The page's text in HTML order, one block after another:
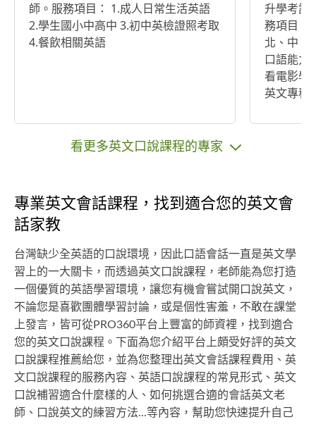
師。服務項目： 1.成人日常生活英語
2.學生國小中高中 3.初中英檢證照考取
4.餐飲相關英語
升學考試
務項目：
北、中、
口語能力
看電影學
英文專科
看更多英文口說課程的專家
專業英文會話課程，找到適合您的英文會
話家教
台灣缺少全英語的口說環境，因此口語會話一直是英文學
習上的一大關卡，而透過英文口說課程，老師能為您打造
一個優質的英語學習環境，讓您有機會嘗試開口說英文，
不論您是喜歡團體學習討論，或是個性害羞，不敢在課堂
上發言，皆可從PRO360平台上豐富的師資裡，找到適合
您的英文口說課程。下面為您介紹平台上頗受好評的英文
口說課程推薦給您，並為您整理出英文會話課程費用、英
文口說課程的服務內容、英語口說課程的常見形式、英文
口說補習適合什麼樣的人、如何挑選合適的會話英文老
師、口說英文的練習方法...等內容，幫助您快速提升自己